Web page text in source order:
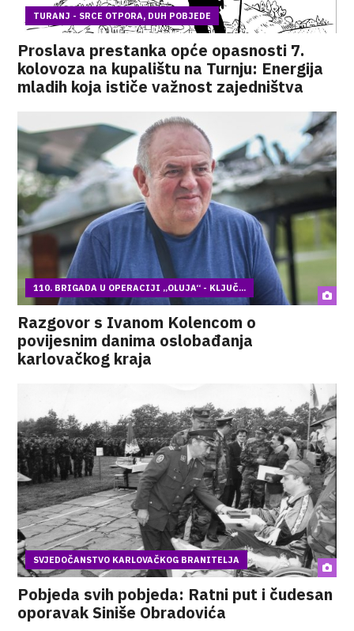
TURANJ - SRCE OTPORA, DUH POBJEDE
Proslava prestanka opće opasnosti 7.
kolovoza na kupalištu na Turnju: Energija
mladih koja ističe važnost zajedništva
110. BRIGADA U OPERACIJI „OLUJA“ - KLJUČ...
Razgovor s Ivanom Kolencom o
povijesnim danima oslobađanja
karlovačkog kraja
SVJEDOČANSTVO KARLOVAČKOG BRANITELJA
Pobjeda svih pobjeda: Ratni put i čudesan
oporavak Siniše Obradovića